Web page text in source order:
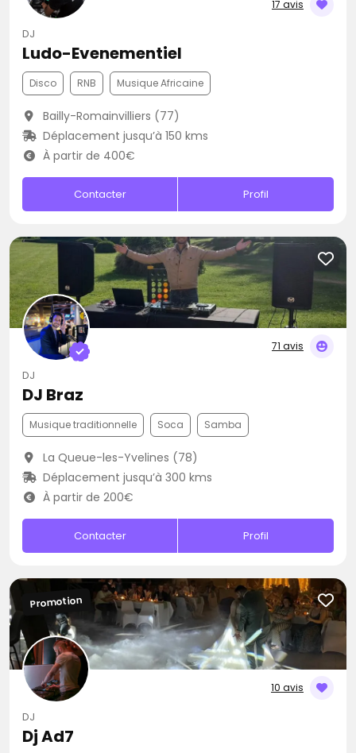
17 avis
DJ
Ludo-Evenementiel
Disco RNB Musique Africaine
Bailly-Romainvilliers (77)
Déplacement jusqu’à 150 kms
À partir de 400€
Contacter Profil
71 avis
DJ
DJ Braz
Musique traditionnelle Soca Samba
La Queue-les-Yvelines (78)
Déplacement jusqu’à 300 kms
À partir de 200€
Contacter Profil
10 avis
Promotion
DJ
Dj Ad7